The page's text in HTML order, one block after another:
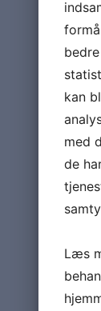
kan
med
de
Læs